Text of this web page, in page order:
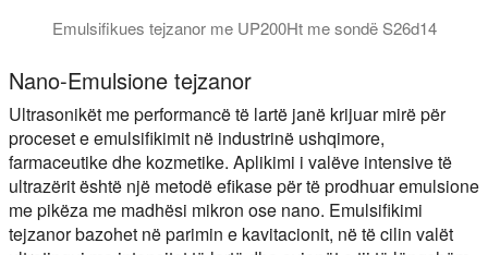
Emulsifikues tejzanor me UP200Ht me sondë S26d14
Nano-Emulsione tejzanor
Ultrasonikët me performancë të lartë janë krijuar mirë për
proceset e emulsifikimit në industrinë ushqimore,
farmaceutike dhe kozmetike. Aplikimi i valëve intensive të
ultrazërit është një metodë efikase për të prodhuar emulsione
me pikëza me madhësi mikron ose nano. Emulsifikimi
tejzanor bazohet në parimin e kavitacionit, në të cilin valët